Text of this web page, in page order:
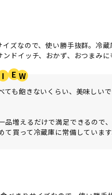
ズなので、使い勝手抜群。冷蔵
ンドイッチ、おかず、おつまみ
E
ても飽きないくらい、美味しいで
品増えるだけで満足できるので
て買って冷蔵庫に常備しています